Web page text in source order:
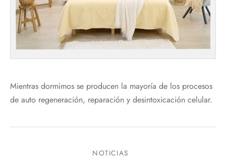
Mientras dormimos se producen la mayoría de los procesos
de auto regeneración, reparación y desintoxicación celular.
NOTICIAS